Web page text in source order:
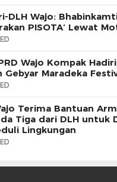
DLH Wajo:
PISOTA’ Lewat
Wajo Kompak Hadiri
Gebyar Maradeka
Terima Bantuan
Tiga dari DLH untuk
Lingkungan